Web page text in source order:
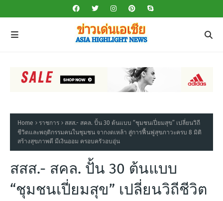
Home ราชการ
สสส.- สคล. ปั้น 30 ต้นแบบ “ชุมชนเปี่ยมสุข” เปลี่ยนวิถี
ชีวิตและพฤติกรรมคนในชุมชน จากงดเหล้า สู่การฟื้นฟูสุขภาวะครบ 8 มิติ
สร้างสุขภาพดี มีเงินออม ครอบครัวอบอุ่น
สสส.- สคล. ปั้น 30 ต้นแบบ
“ชุมชนเปี่ยมสุข” เปลี่ยนวิถีชีวิต